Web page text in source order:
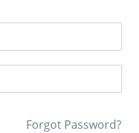
Forgot Password?